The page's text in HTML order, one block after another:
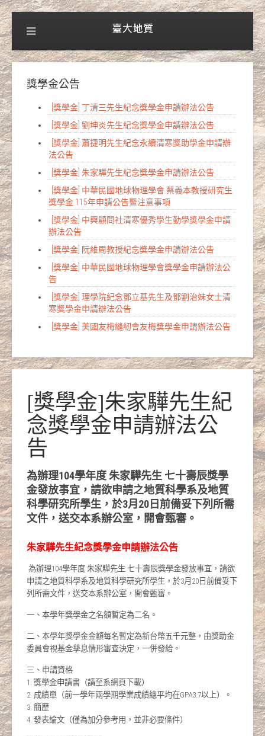
獎學金公告
[獎學金] 丁清三先生紀念獎學金申請辦法公告
[獎學金] 劉坤炎先生紀念獎學金申請辦法公告
[獎學金] 蕭捷明先生紀念永續清寒獎助學金申請辦
法公告
[獎學金] 朱家驊先生紀念獎學金申請辦法公告
[獎學金] 中華民國地球物理學會 蔡義本教授研究生
獎學金 115年申請公告暨注意事項
[獎學金] 中興顧問社清寒優秀學生勤學獎學金申請
辦法公告
[獎學金] 阮維周教授紀念獎學金申請辦法公告
[獎學金] 中華民國地球物理學會獎學金申請辦法公
告
[獎學金] 理學院紀念鄧立基先生及鄧劉治妹女士清
寒獎學金申請辦法公告
[獎學金] 美國友梅縫紉會友梅獎學金申請辦法公告
[獎學金]朱家驊先生紀
念獎學金申請辦法公
告
為辦理104學年度 朱家驊先生 七十壽辰獎學
金發放事宜，請欲申請之地質科學系及地質
科學研究所學生，於3月20日前備妥下列所需
文件，送交本系辦公室，開會甄審。
朱家驊先生紀念獎學金申請辦法公告
為辦理104學年度 朱家驊先生 七十壽辰獎學金發放事宜，請欲
申請之地質科學系及地質科學研究所學生，於3月20日前備妥下
列所需文件，送交本系辦公室，開會甄審。
一、本學年獎學金之名額暫定為二名。
二、本學年獎學金金額每名暫定為新台幣五千元整，由獎助金
委員會視基金孳息情形審查決定，一併發給。
三、申請資格
1. 獎學金申請書（請至系網頁下載）
2. 成績單（前一學年兩學期學業成績總平均在GPA3.7以上）。
3. 簡歷
4. 發表論文（僅為加分參考用，並非必要條件）